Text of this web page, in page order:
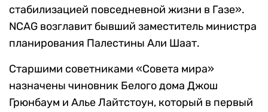
стабилизацией повседневной жизни в Газе».
NCAG возглавит бывший заместитель министра
планирования Палестины Али Шаат.
Старшими советниками «Совета мира»
назначены чиновник Белого дома Джош
Грюнбаум и Алье Лайтстоун, который в первый